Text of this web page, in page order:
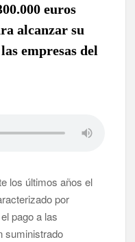
euros
alcanzar su
empresas del
los últimos años el
por
pago a las
suministrado